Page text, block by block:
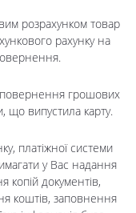
розрахунком товар
рахунку на
повернення грошових
що випустила карту.
платіжної системи
у Вас надання
копій документів,
коштів, заповнення